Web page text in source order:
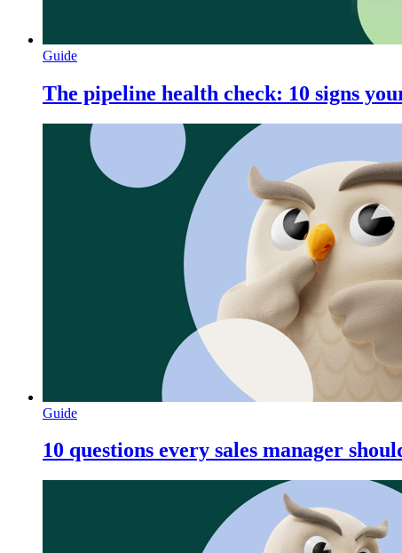
Guide
The pipeline health check: 10 signs
Guide
10 questions every sales manager